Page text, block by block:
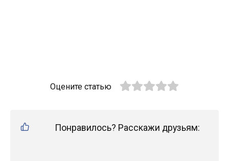
Оцените статью
Понравилось? Расскажи друзьям: